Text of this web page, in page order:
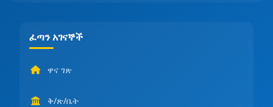
ፈጣን አገናኞች
ዋና ገጽ
ቅ/ጽ/ቤት